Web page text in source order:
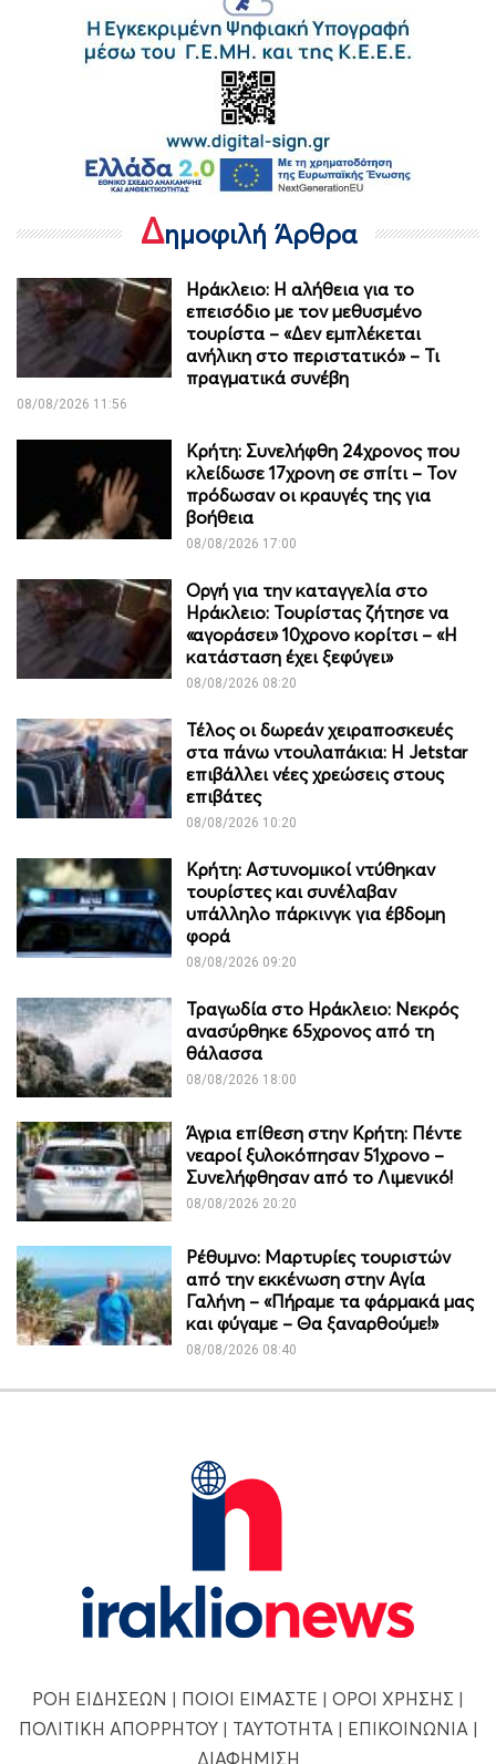
Δημοφιλή Άρθρα
Ηράκλειο: Η αλήθεια για το
επεισόδιο με τον μεθυσμένο
τουρίστα – «Δεν εμπλέκεται
ανήλικη στο περιστατικό» – Τι
πραγματικά συνέβη
08/08/2026 11:56
Κρήτη: Συνελήφθη 24χρονος που
κλείδωσε 17χρονη σε σπίτι – Τον
πρόδωσαν οι κραυγές της για
βοήθεια
08/08/2026 17:00
Οργή για την καταγγελία στο
Ηράκλειο: Τουρίστας ζήτησε να
«αγοράσει» 10χρονο κορίτσι – «Η
κατάσταση έχει ξεφύγει»
08/08/2026 08:20
Τέλος οι δωρεάν χειραποσκευές
στα πάνω ντουλαπάκια: Η Jetstar
επιβάλλει νέες χρεώσεις στους
επιβάτες
08/08/2026 10:20
Κρήτη: Αστυνομικοί ντύθηκαν
τουρίστες και συνέλαβαν
υπάλληλο πάρκινγκ για έβδομη
φορά
08/08/2026 09:20
Τραγωδία στο Ηράκλειο: Νεκρός
ανασύρθηκε 65χρονος από τη
θάλασσα
08/08/2026 18:00
Άγρια επίθεση στην Κρήτη: Πέντε
νεαροί ξυλοκόπησαν 51χρονο –
Συνελήφθησαν από το Λιμενικό!
08/08/2026 20:20
Ρέθυμνο: Μαρτυρίες τουριστών
από την εκκένωση στην Αγία
Γαλήνη – «Πήραμε τα φάρμακά μας
και φύγαμε – Θα ξαναρθούμε!»
08/08/2026 08:40
ΡΟΗ ΕΙΔΗΣΕΩΝ | ΠΟΙΟΙ ΕΙΜΑΣΤΕ | ΟΡΟΙ ΧΡΗΣΗΣ |
ΠΟΛΙΤΙΚΗ ΑΠΟΡΡΗΤΟΥ| ΤΑΥΤΟΤΗΤΑ | ΕΠΙΚΟΙΝΩΝΙΑ |
ΔΙΑΦΗΜΙΣΗ